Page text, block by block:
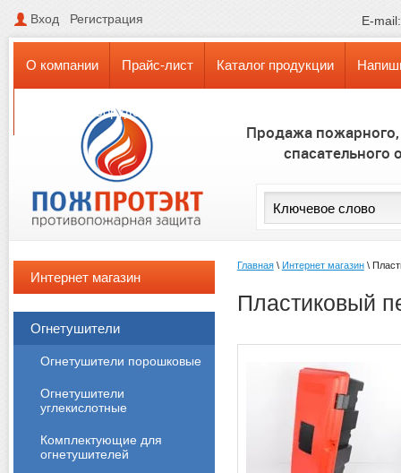
Вход Регистрация E-
Продажа
спасательного
О компании Прайс-лист Каталог продукции
Поставки оборудования в КАЗАХСТАН и БЕЛАРУСЬ
Главная\ Интернет магазин\
Пластиковый
Интернет магазин
Огнетушители
Огнетушители порошковые
Огнетушители
углекислотные
Комплектующие для
огнетушителей